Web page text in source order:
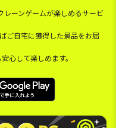
レーンゲームが楽しめるサービ
ご自宅に獲得した景品をお届
心して楽しめます。